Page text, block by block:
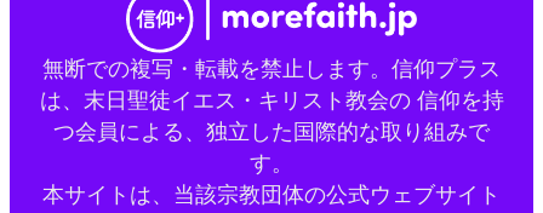
無断での複写・転載を禁止します。信仰プラス
は、末日聖徒イエス・キリスト教会の 信仰を持
つ会員による、独立した国際的な取り組みで
す。
本サイトは、当該宗教団体の公式ウェブサイト